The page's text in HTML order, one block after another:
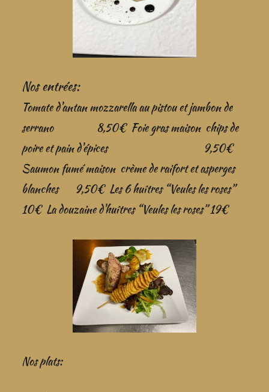
Nos entrées:
Tomate d'antan mozzarella au pistou et jambon de
serrano 8,50€ Foie gras maison chips de
poire et pain d'épices 9,50€
Saumon fumé maison crème de raifort et asperges
blanches 9,50€ Les 6 huîtres “Veules les roses”
10€ La douzaine d'huîtres “Veules les roses” 19€
Nos plats: